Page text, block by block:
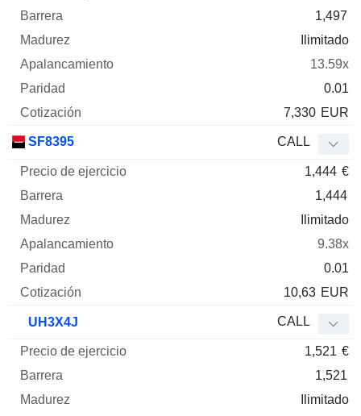
1,497
Ilimitado
13.59x
0.01
7,330 EUR
SF8395 CALL
1,444 €
1,444
Ilimitado
9.38x
0.01
10,63 EUR
UH3X4J CALL
1,521 €
1,521
Ilimitado